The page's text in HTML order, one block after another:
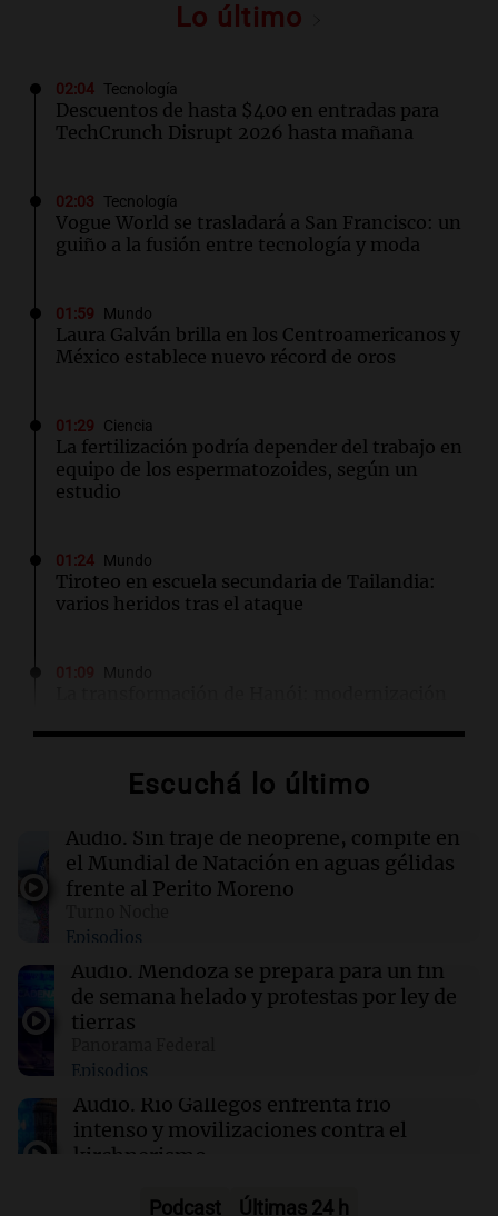
Lo último
02:04 Tecnología
Descuentos de hasta $400 en entradas para
TechCrunch Disrupt 2026 hasta mañana
02:03 Tecnología
Vogue World se trasladará a San Francisco: un
guiño a la fusión entre tecnología y moda
01:59 Mundo
Laura Galván brilla en los Centroamericanos y
México establece nuevo récord de oros
01:29 Ciencia
La fertilización podría depender del trabajo en
equipo de los espermatozoides, según un
estudio
01:24 Mundo
Tiroteo en escuela secundaria de Tailandia:
varios heridos tras el ataque
Clima
viernes 7 de agosto
00:32 Mundo
para los Juegos Panamericanos de Lima 2027
00:27 Clima
Clima en Tucumán: cómo estará el tiempo
Escuchá lo último
Audio. Sin traje de neoprene, compite en
el Mundial de Natación en aguas gélidas
frente al Perito Moreno
Episodios
Audio. Mendoza se prepara para un fin
de semana helado y protestas por ley de
tierras
Episodios
Audio. Río Gallegos enfrenta frío
intenso y movilizaciones contra el
kirchnerismo
Podcast Últimas 24 h